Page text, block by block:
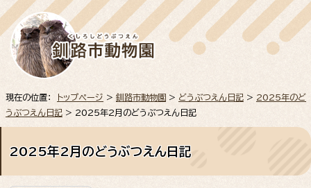
現在の位置： トップページ > 釧路市動物園 > どうぶつえん日記 > 2025年のど
うぶつえん日記 > 2025年2月のどうぶつえん日記
2025年2月のどうぶつえん日記